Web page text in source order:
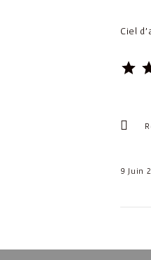
Ciel
⭐⭐⭐
9 Juin